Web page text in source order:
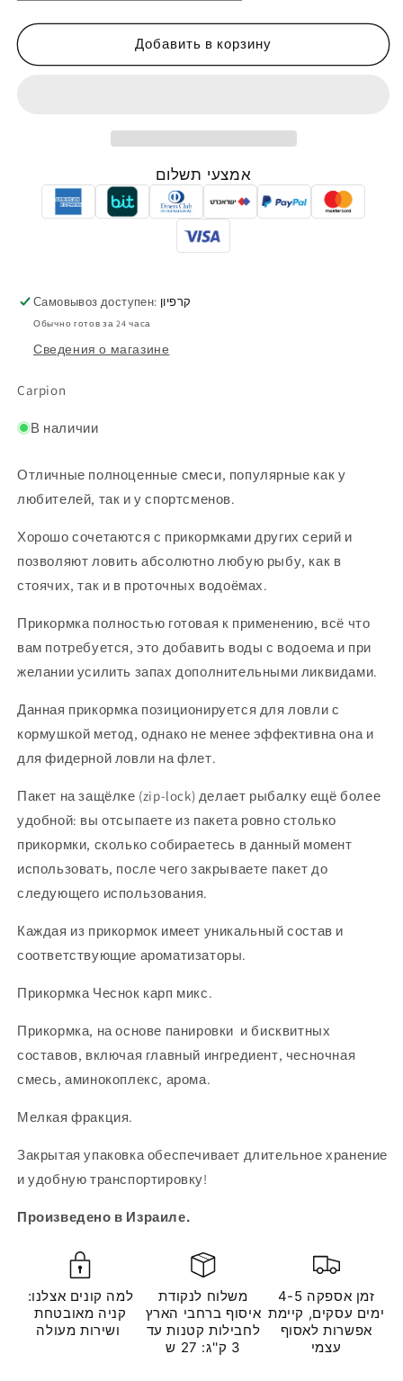
Добавить в корзину
אמצעי תשלום
Самовывоз доступен: קרפיון
Обычно готов за 24 часа
Сведения о магазине
Carpion
В наличии
Отличные полноценные смеси, популярные как у
любителей, так и у спортсменов.
Хорошо сочетаются с прикормками других серий и
позволяют ловить абсолютно любую рыбу, как в
стоячих, так и в проточных водоёмах.
Прикормка полностью готовая к применению, всё что
вам потребуется, это добавить воды с водоема и при
желании усилить запах дополнительными ликвидами.
Данная прикормка позиционируется для ловли с
кормушкой метод, однако не менее эффективна она и
для фидерной ловли на флет.
Пакет на защёлке (zip-lock) делает рыбалку ещё более
удобной: вы отсыпаете из пакета ровно столько
прикормки, сколько собираетесь в данный момент
использовать, после чего закрываете пакет до
следующего использования.
Каждая из прикормок имеет уникальный состав и
соответствующие ароматизаторы.
Прикормка Чеснок карп микс.
Прикормка, на основе панировки и бисквитных
составов, включая главный ингредиент, чесночная
смесь, аминокоплекс, арома.
Мелкая фракция.
Закрытая упаковка обеспечивает длительное хранение
и удобную транспортировку!
Произведено в Израиле.
למה קונים אצלנו:
קניה מאובטחת
משלוח לנקודת
איסוף ברחבי הארץ
לחבילות קטנות עד
3 ק''ג: 27 ש
זמן אספקה 4-5
ימים עסקים, קיימת
אפשרות לאסוף
עצמי